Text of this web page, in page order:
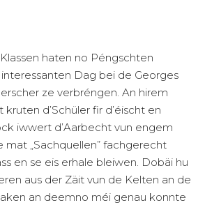
haten no Péngschten
Dag bei de Georges
ze verbréngen. An hirem
d’Schüler fir d’éischt en
iwwert d’Aarbecht vun engem
„Sachquellen” fachgerecht
en se eis erhale bleiwen. Dobäi hu
aus der Zäit vun de Kelten an de
an deemno méi genau konnte